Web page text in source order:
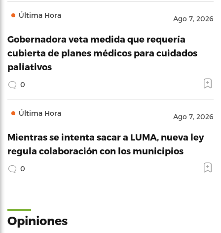
Última Hora Ago 7, 2026
Gobernadora veta medida que requería
cubierta de planes médicos para cuidados
paliativos
0
Última Hora Ago 7, 2026
Mientras se intenta sacar a LUMA, nueva ley
regula colaboración con los municipios
0
Opiniones